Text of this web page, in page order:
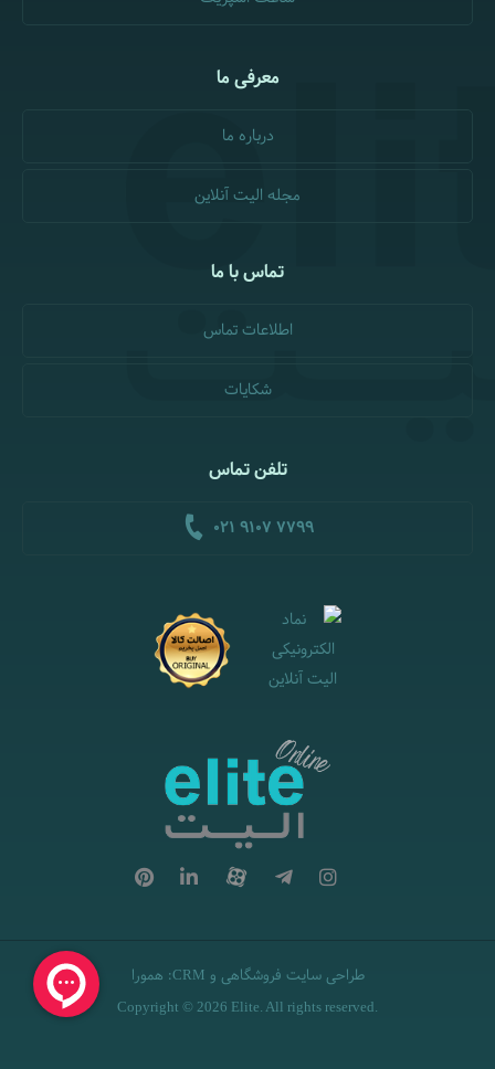
معرفی ما
درباره ما
مجله الیت آنلاین
تماس با ما
اطلاعات تماس
شکایات
تلفن تماس
021 9107 7799
طراحی سایت فروشگاهی و CRM
: همورا
Copyright © 2026 Elite. All rights reserved.